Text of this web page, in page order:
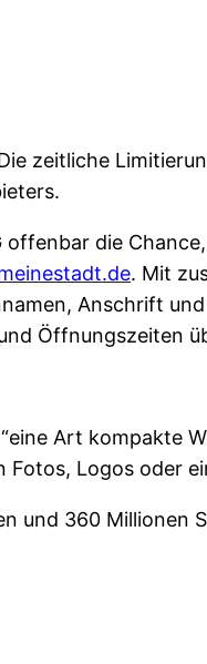
zeitliche
die
. Mit
Anschrift
Öffnungszeiten
Art kompakte
Logos oder
und 360 Millionen